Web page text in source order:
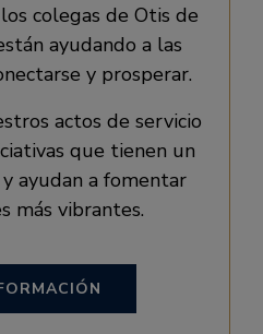
colegas de Otis de
ayudando a las
y prosperar.
actos de servicio
que tienen un
ayudan a fomentar
más vibrantes.